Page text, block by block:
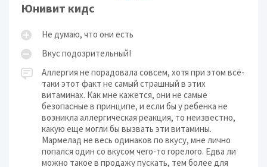
Юнивит кидс
Не думаю, что они есть
Вкус подозрительный!
Аллергия не порадовала совсем, хотя при этом всё-
таки этот факт не самый страшный в этих
витаминах. Как мне кажется, они не самые
безопасные в принципе, и если бы у ребенка не
возникла аллергическая реакция, то неизвестно,
какую еще могли бы вызвать эти витамины.
Мармелад не весь одинаков по вкусу, мне лично
попался один со вкусом чего-то горелого. Едва ли
можно такое в продажу пускать, тем более для